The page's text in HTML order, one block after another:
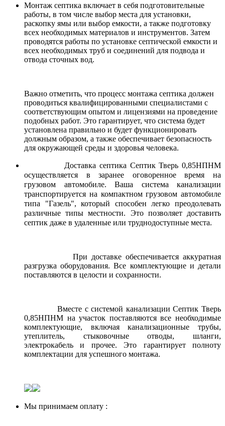
Монтаж септика включает в себя подготовительные
работы, в том числе выбор места для установки,
раскопку ямы или выбор емкости, а также подготовку
всех необходимых материалов и инструментов. Затем
проводятся работы по установке септической емкости и
всех необходимых труб и соединений для подвода и
отвода сточных вод.
Важно отметить, что процесс монтажа септика должен
проводиться квалифицированными специалистами с
соответствующим опытом и лицензиями на проведение
подобных работ. Это гарантирует, что система будет
установлена правильно и будет функционировать
должным образом, а также обеспечивает безопасность
для окружающей среды и здоровья человека.
Доставка септика Септик Тверь 0,85НПНМ
осуществляется в заранее оговоренное время на
грузовом автомобиле. Ваша система канализации
транспортируется на компактном грузовом автомобиле
типа "Газель", который способен легко преодолевать
различные типы местности. Это позволяет доставить
септик даже в удаленные или труднодоступные места.
При доставке обеспечивается аккуратная
разгрузка оборудования. Все комплектующие и детали
поставляются в целости и сохранности.
Вместе с системой канализации Септик Тверь
0,85НПНМ на участок поставляются все необходимые
комплектующие, включая канализационные трубы,
утеплитель, стыковочные отводы, шланги,
электрокабель и прочее. Это гарантирует полноту
комплектации для успешного монтажа.
Мы принимаем оплату :